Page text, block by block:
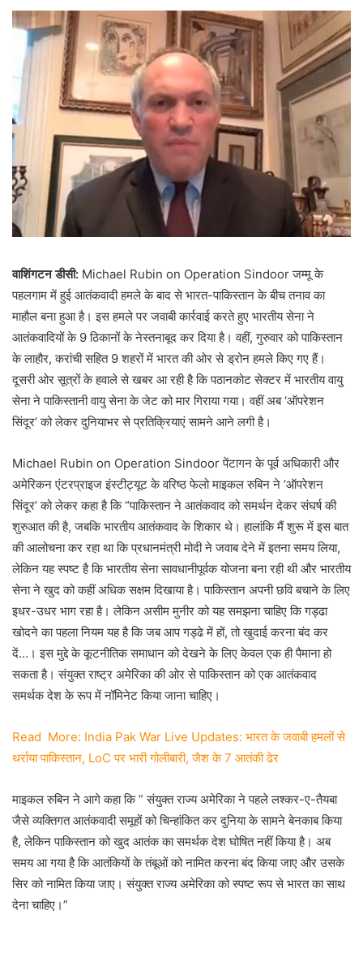
वाशिंगटन डीसी: Michael Rubin on Operation Sindoor जम्मू के
पहलगाम में हुई आतंकवादी हमले के बाद से भारत-पाकिस्तान के बीच तनाव का
माहौल बना हुआ है। इस हमले पर जवाबी कार्रवाई करते हुए भारतीय सेना ने
आतंकवादियों के 9 ठिकानों के नेस्तनाबूद कर दिया है। वहीं, गुरुवार को पाकिस्तान
के लाहौर, करांची सहित 9 शहरों में भारत की ओर से ड्रोन हमले किए गए हैं।
दूसरी ओर सूत्रों के हवाले से खबर आ रही है कि पठानकोट सेक्टर में भारतीय वायु
सेना ने पाकिस्तानी वायु सेना के जेट को मार गिराया गया। वहीं अब ‘ऑपरेशन
सिंदूर’ को लेकर दुनियाभर से प्रतिक्रियाएं सामने आने लगी है।
Michael Rubin on Operation Sindoor पेंटागन के पूर्व अधिकारी और
अमेरिकन एंटरप्राइज इंस्टीट्यूट के वरिष्ठ फेलो माइकल रुबिन ने ‘ऑपरेशन
सिंदूर’ को लेकर कहा है कि “पाकिस्तान ने आतंकवाद को समर्थन देकर संघर्ष की
शुरुआत की है, जबकि भारतीय आतंकवाद के शिकार थे। हालांकि मैं शुरू में इस बात
की आलोचना कर रहा था कि प्रधानमंत्री मोदी ने जवाब देने में इतना समय लिया,
लेकिन यह स्पष्ट है कि भारतीय सेना सावधानीपूर्वक योजना बना रही थी और भारतीय
सेना ने खुद को कहीं अधिक सक्षम दिखाया है। पाकिस्तान अपनी छवि बचाने के लिए
इधर-उधर भाग रहा है। लेकिन असीम मुनीर को यह समझना चाहिए कि गड्ढा
खोदने का पहला नियम यह है कि जब आप गड्ढे में हों, तो खुदाई करना बंद कर
दें…। इस मुद्दे के कूटनीतिक समाधान को देखने के लिए केवल एक ही पैमाना हो
सकता है। संयुक्त राष्ट्र अमेरिका की ओर से पाकिस्तान को एक आतंकवाद
समर्थक देश के रूप में नॉमिनेट किया जाना चाहिए।
Read More: India Pak War Live Updates: भारत के जवाबी हमलों से
थर्राया पाकिस्तान, LoC पर भारी गोलीबारी, जैश के 7 आतंकी ढेर
माइकल रुबिन ने आगे कहा कि ” संयुक्त राज्य अमेरिका ने पहले लश्कर-ए-तैयबा
जैसे व्यक्तिगत आतंकवादी समूहों को चिन्हांकित कर दुनिया के सामने बेनकाब किया
है, लेकिन पाकिस्तान को खुद आतंक का समर्थक देश घोषित नहीं किया है। अब
समय आ गया है कि आतंकियों के तंबूओं को नामित करना बंद किया जाए और उसके
सिर को नामित किया जाए। संयुक्त राज्य अमेरिका को स्पष्ट रूप से भारत का साथ
देना चाहिए।”